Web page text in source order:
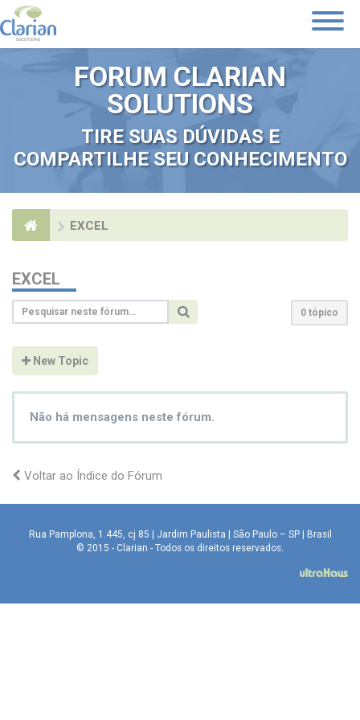
Toggle
FORUM CLARIAN
SOLUTIONS
TIRE SUAS DÚVIDAS E
COMPARTILHE SEU CONHECIMENTO
EXCEL
EXCEL
0 tópico
New Topic
Não há mensagens neste fórum.
Voltar ao Índice do Fórum
Rua Pamplona, 1.445, cj 85 | Jardim Paulista | São Paulo – SP | Brasil
© 2015 - Clarian - Todos os direitos reservados.